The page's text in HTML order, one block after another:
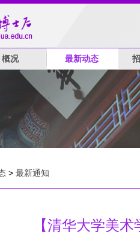
概况 最新动态
> 最新通知
【清华大学美